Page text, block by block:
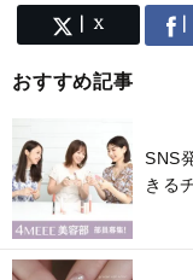
X
おすすめ記事
SNS
きる